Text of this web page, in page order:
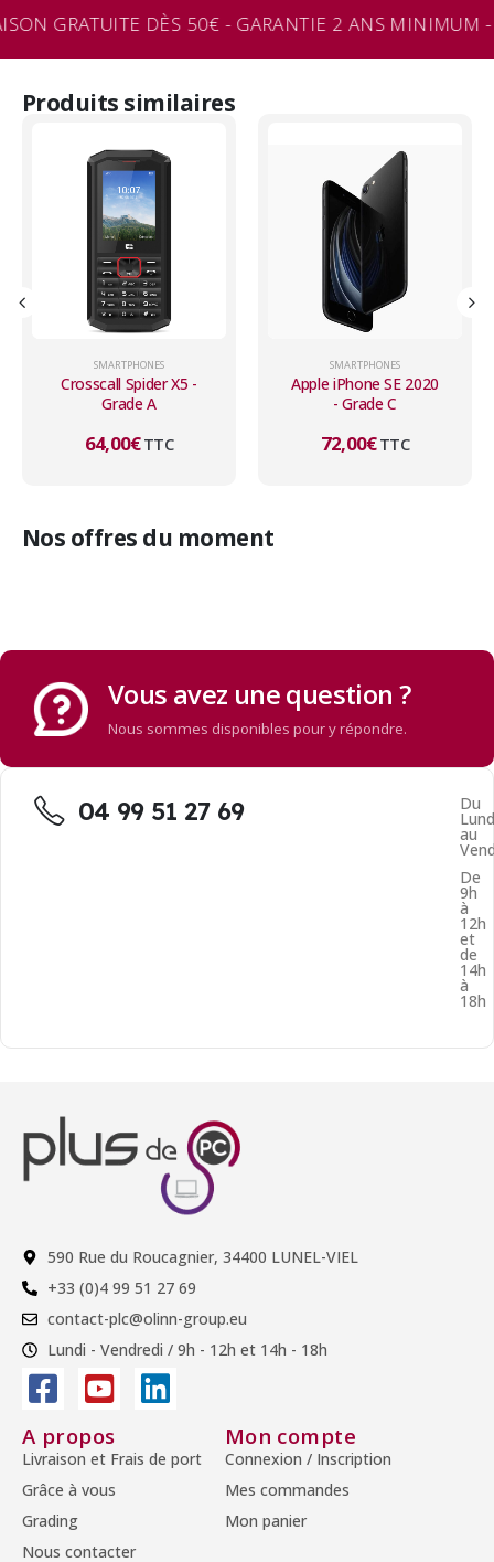
GRATUITE DÈS 50€ - GARANTIE 2 ANS MINIMUM
Produits similaires
SMARTPHONES
Apple iPhone SE 2020
- Grade C
72,00€TTC
SMARTPHONES
Apple iPhone 13 -
Grade B
345,00€TTC
Nos offres du moment
Vous avez une question ?
Nous sommes disponibles pour y répondre.
04 99 51 27 69 Du
au
De
9h
à
12h
et
de
14h
à
18h
590 Rue du Roucagnier, 34400 LUNEL-VIEL
+33 (0)4 99 51 27 69
contact-plc@olinn-group.eu
Lundi - Vendredi / 9h - 12h et 14h - 18h
A propos
Livraison et Frais de port
Grâce à vous
Grading
Nous contacter
Mon compte
Connexion / Inscription
Mes commandes
Mon panier